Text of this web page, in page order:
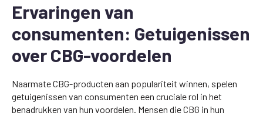
Ervaringen van
consumenten: Getuigenissen
over CBG-voordelen
Naarmate CBG-producten aan populariteit winnen, spelen
getuigenissen van consumenten een cruciale rol in het
benadrukken van hun voordelen. Mensen die CBG in hun